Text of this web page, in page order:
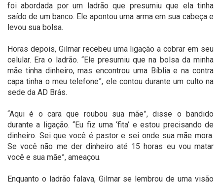
foi abordada por um ladrão que presumiu que ela tinha
saído de um banco. Ele apontou uma arma em sua cabeça e
levou sua bolsa.
Horas depois, Gilmar recebeu uma ligação a cobrar em seu
celular. Era o ladrão. “Ele presumiu que na bolsa da minha
mãe tinha dinheiro, mas encontrou uma Bíblia e na contra
capa tinha o meu telefone”, ele contou durante um culto na
sede da AD Brás.
“Aqui é o cara que roubou sua mãe”, disse o bandido
durante a ligação. “Eu fiz uma ‘fita’ e estou precisando de
dinheiro. Sei que você é pastor e sei onde sua mãe mora.
Se você não me der dinheiro até 15 horas eu vou matar
você e sua mãe”, ameaçou.
Enquanto o ladrão falava, Gilmar se lembrou de uma visão